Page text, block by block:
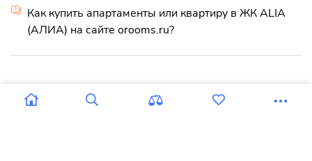
Как купить апартаменты или квартиру в ЖК ALIA
(АЛИА) на сайте orooms.ru?